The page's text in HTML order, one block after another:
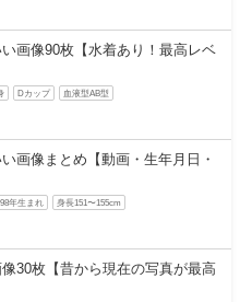
画像90枚【水着あり！最高レベ
Dカップ 血液型AB型
画像まとめ【動画・生年月日・
年生まれ 身長151〜155cm
30枚【昔から現在の写真が最高